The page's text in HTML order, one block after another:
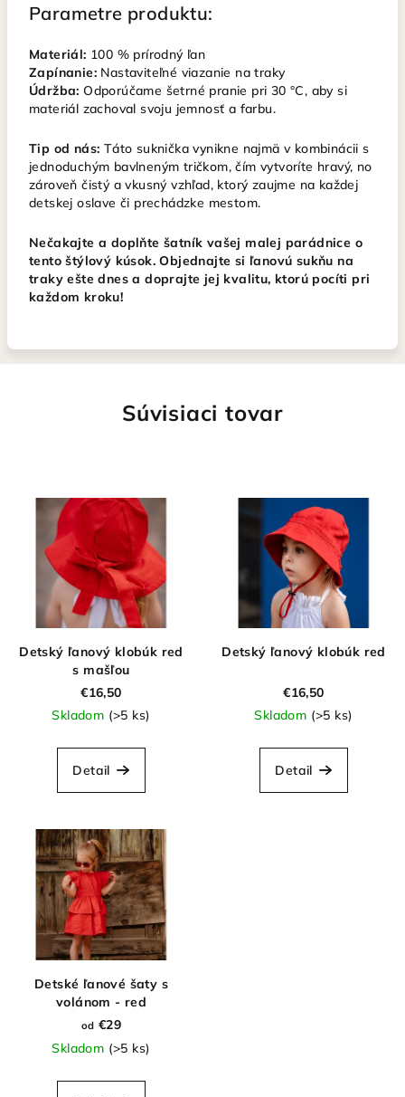
Parametre produktu:
Materiál: 100 % prírodný ľan
Zapínanie: Nastaviteľné viazanie na traky
Údržba: Odporúčame šetrné pranie pri 30 °C, aby si
materiál zachoval svoju jemnosť a farbu.
Tip od nás: Táto suknička vynikne najmä v kombinácii s
jednoduchým bavlneným tričkom, čím vytvoríte hravý, no
zároveň čistý a vkusný vzhľad, ktorý zaujme na každej
detskej oslave či prechádzke mestom.
Nečakajte a doplňte šatník vašej malej parádnice o
tento štýlový kúsok. Objednajte si ľanovú sukňu na
traky ešte dnes a doprajte jej kvalitu, ktorú pocíti pri
každom kroku!
Súvisiaci tovar
Detský ľanový klobúk red
s mašľou
€16,50
Skladom (>5 ks)
Detail
Detský ľanový klobúk red
€16,50
Skladom (>5 ks)
Detail
Detské ľanové šaty s
volánom - red
od €29
Skladom (>5 ks)